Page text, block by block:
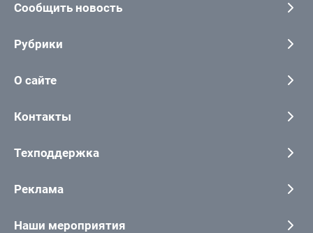
Сообщить новость
Рубрики
О сайте
Контакты
Техподдержка
Реклама
Наши мероприятия